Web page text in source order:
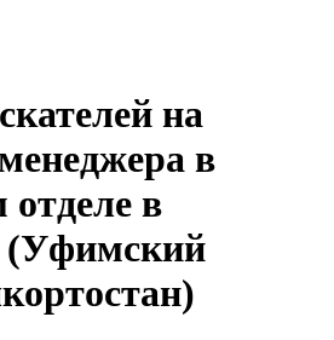
на
в
отделе в
(Уфимский